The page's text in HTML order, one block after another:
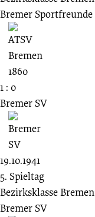
Bremer Sportfreunde
1 : 0
Bremer SV
19.10.1941
5. Spieltag
Bezirksklasse Bremen
Bremer SV